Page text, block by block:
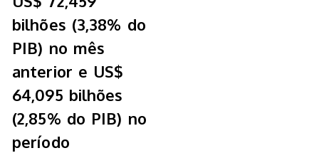
bilhões (3,38% do
PIB) no mês
anterior e US$
64,095 bilhões
(2,85% do PIB) no
período